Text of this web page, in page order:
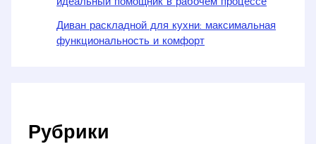
идеальный помощник в рабочем процессе
Диван раскладной для кухни: максимальная
функциональность и комфорт
Рубрики